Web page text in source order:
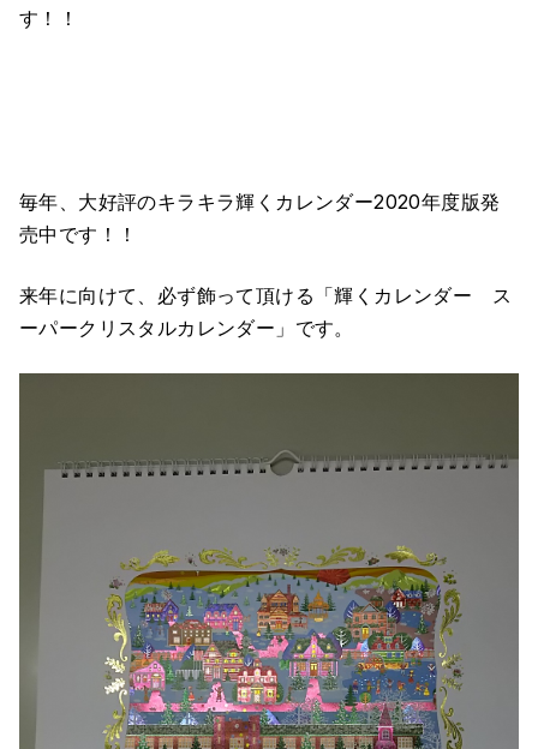
す！！
毎年、大好評のキラキラ輝くカレンダー2020年度版発
売中です！！
来年に向けて、必ず飾って頂ける「輝くカレンダー ス
ーパークリスタルカレンダー」です。